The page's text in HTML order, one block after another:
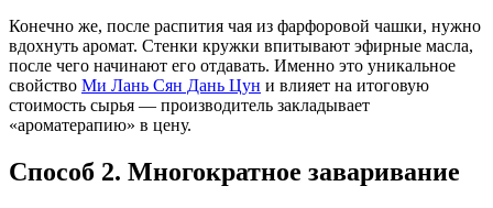
Конечно же, после распития чая из фарфоровой чашки, нужно
вдохнуть аромат. Стенки кружки впитывают эфирные масла,
после чего начинают его отдавать. Именно это уникальное
свойство Ми Лань Сян Дань Цун и влияет на итоговую
стоимость сырья — производитель закладывает
«ароматерапию» в цену.
Способ 2. Многократное заваривание